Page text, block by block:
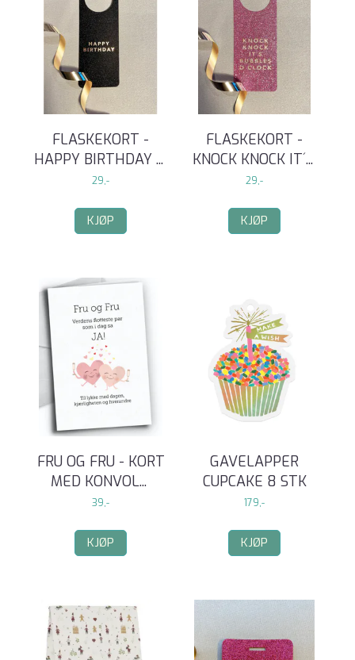
FLASKEKORT -
HAPPY BIRTHDAY ...
29,-
KJØP
FLASKEKORT -
KNOCK KNOCK IT´...
29,-
KJØP
FRU OG FRU - KORT
MED KONVOL...
39,-
KJØP
GAVELAPPER
CUPCAKE 8 STK
179,-
KJØP